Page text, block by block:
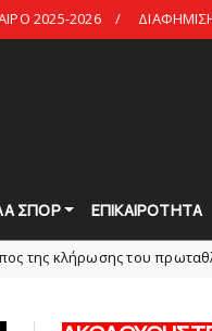
2025-2026
ΣΠΟΡ ΕΠΙΚΑΙΡΟΤΗΤΑ
του πρωταθλήματος